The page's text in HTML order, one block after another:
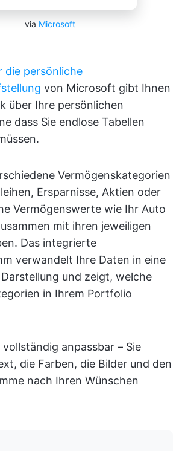
via Microsoft
die persönliche
von Microsoft gibt Ihnen
über Ihre persönlichen
dass Sie endlose Tabellen
Vermögenskategorien
Ersparnisse, Aktien oder
Vermögenswerte wie Ihr Auto
mit ihren jeweiligen
Das integrierte
verwandelt Ihre Daten in eine
und zeigt, welche
in Ihrem Portfolio
anpassbar – Sie
die Farben, die Bilder und den
nach Ihren Wünschen